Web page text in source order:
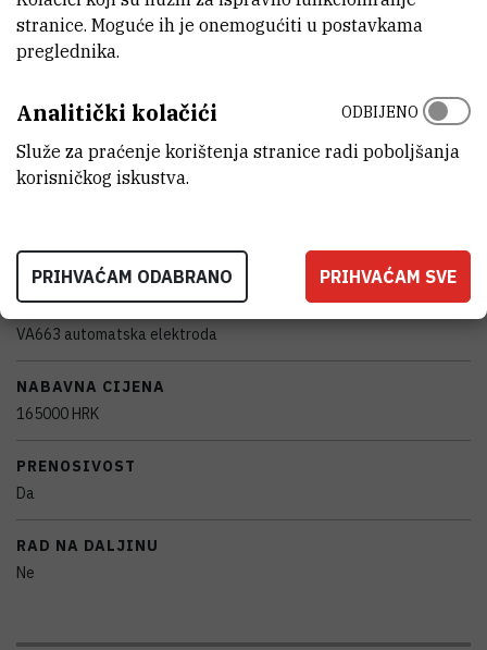
MODEL
Metrohm-Autolab
pripadajućom automatskom elektrodom
POPRATNA I DODATNA OPREMA
VA663 automatska elektroda
NABAVNA CIJENA
165000 HRK
PRENOSIVOST
Da
RAD NA DALJINU
Ne
stranice. Moguće ih je onemogućiti u postavkama
preglednika.
Analitički kolačići
Služe za praćenje korištenja stranice radi poboljšanja
korisničkog iskustva.
ODBIJENO
PRIHVAĆAM ODABRANO PRIHVAĆAM SVE